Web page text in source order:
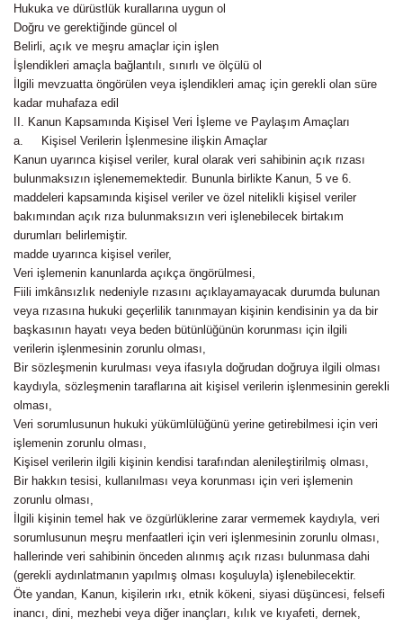
Hukuka ve dürüstlük kurallarına uygun ol
Doğru ve gerektiğinde güncel ol
Belirli, açık ve meşru amaçlar için işlen
İşlendikleri amaçla bağlantılı, sınırlı ve ölçülü ol
İlgili mevzuatta öngörülen veya işlendikleri amaç için gerekli olan süre
kadar muhafaza edil
II. Kanun Kapsamında Kişisel Veri İşleme ve Paylaşım Amaçları
a. Kişisel Verilerin İşlenmesine ilişkin Amaçlar
Kanun uyarınca kişisel veriler, kural olarak veri sahibinin açık rızası
bulunmaksızın işlenememektedir. Bununla birlikte Kanun, 5 ve 6.
maddeleri kapsamında kişisel veriler ve özel nitelikli kişisel veriler
bakımından açık rıza bulunmaksızın veri işlenebilecek birtakım
durumları belirlemiştir.
madde uyarınca kişisel veriler,
Veri işlemenin kanunlarda açıkça öngörülmesi,
Fiili imkânsızlık nedeniyle rızasını açıklayamayacak durumda bulunan
veya rızasına hukuki geçerlilik tanınmayan kişinin kendisinin ya da bir
başkasının hayatı veya beden bütünlüğünün korunması için ilgili
verilerin işlenmesinin zorunlu olması,
Bir sözleşmenin kurulması veya ifasıyla doğrudan doğruya ilgili olması
kaydıyla, sözleşmenin taraflarına ait kişisel verilerin işlenmesinin gerekli
olması,
Veri sorumlusunun hukuki yükümlülüğünü yerine getirebilmesi için veri
işlemenin zorunlu olması,
Kişisel verilerin ilgili kişinin kendisi tarafından alenileştirilmiş olması,
Bir hakkın tesisi, kullanılması veya korunması için veri işlemenin
zorunlu olması,
İlgili kişinin temel hak ve özgürlüklerine zarar vermemek kaydıyla, veri
sorumlusunun meşru menfaatleri için veri işlenmesinin zorunlu olması,
hallerinde veri sahibinin önceden alınmış açık rızası bulunmasa dahi
(gerekli aydınlatmanın yapılmış olması koşuluyla) işlenebilecektir.
Öte yandan, Kanun, kişilerin ırkı, etnik kökeni, siyasi düşüncesi, felsefi
inancı, dini, mezhebi veya diğer inançları, kılık ve kıyafeti, dernek,